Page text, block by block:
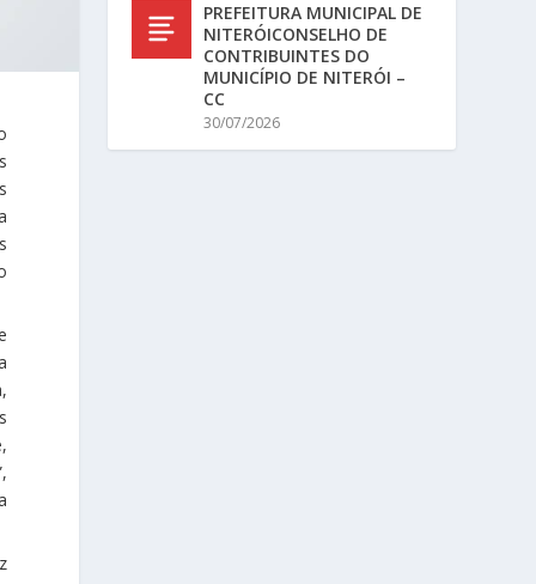
PREFEITURA MUNICIPAL DE
NITERÓICONSELHO DE
CONTRIBUINTES DO
MUNICÍPIO DE NITERÓI –
CC
30/07/2026